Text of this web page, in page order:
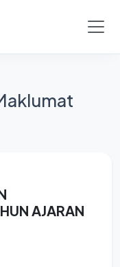
AJARAN